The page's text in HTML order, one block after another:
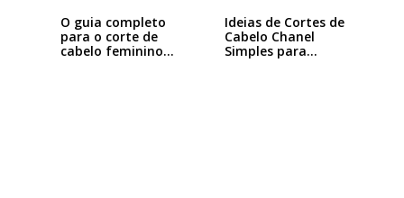
O guia completo
para o corte de
cabelo feminino…
Ideias de Cortes de
Cabelo Chanel
Simples para…